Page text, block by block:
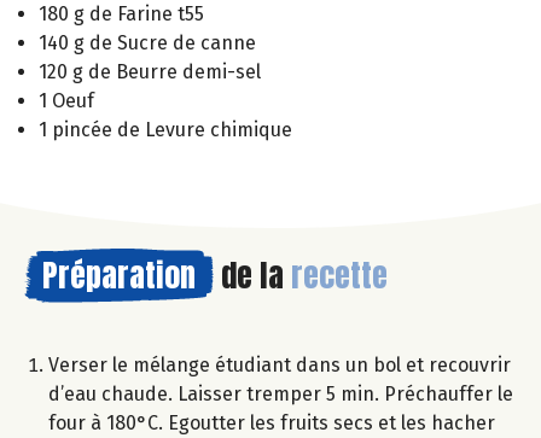
180 g de Farine t55
140 g de Sucre de canne
120 g de Beurre demi-sel
1 Oeuf
1 pincée de Levure chimique
Préparation de la recette
Verser le mélange étudiant dans un bol et recouvrir
d’eau chaude. Laisser tremper 5 min. Préchauffer le
four à 180°C. Egoutter les fruits secs et les hacher